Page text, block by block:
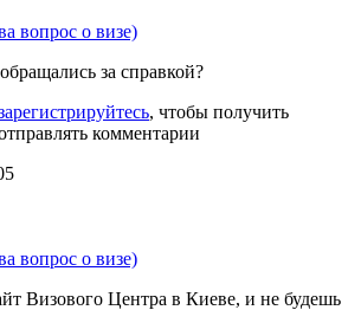
вопрос о визе)
за справкой?
, чтобы получить
комментарии
вопрос о визе)
Визового Центра в Киеве, и не будешь